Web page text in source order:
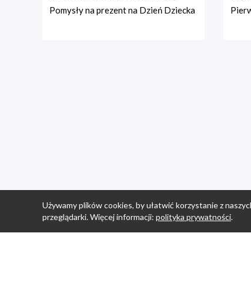
Pomysły na prezent na Dzień Dziecka
Używamy plików cookies, by ułatwić korzystanie z
przeglądarki. Więcej informacji: polityka prywatności.